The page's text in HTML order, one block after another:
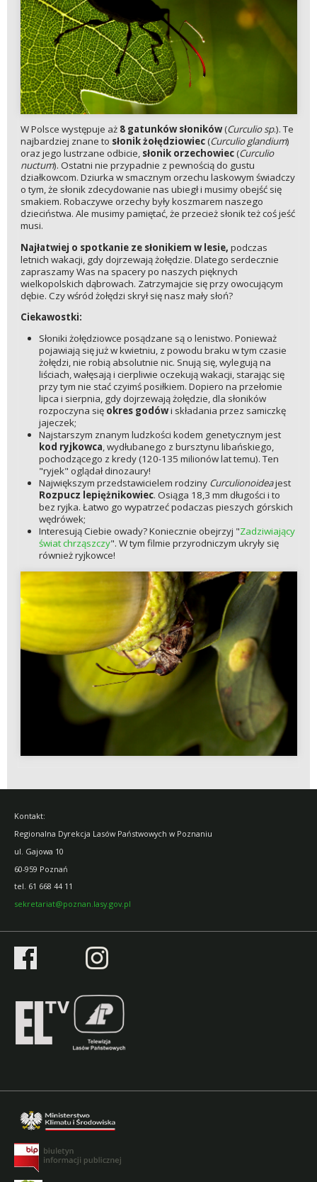
W Polsce występuje aż 8 gatunków słoników(Curculio sp.). Te
najbardziej znane to słonik żołędziowiec(Curculio glandium)
oraz jego lustrzane odbicie, słonik orzechowiec(Curculio
nuctum). Ostatni nie przypadnie z pewnością do gustu
działkowcom. Dziurka w smacznym orzechu laskowym świadczy
o tym, że słonik zdecydowanie nas ubiegł i musimy obejść się
smakiem. Robaczywe orzechy były koszmarem naszego
dzieciństwa. Ale musimy pamiętać, że przecież słonik też coś jeść
musi.
Najłatwiej o spotkanie ze słonikiem w lesie, podczas
letnich wakacji, gdy dojrzewają żołędzie. Dlatego serdecznie
zapraszamy Was na spacery po naszych pięknych
wielkopolskich dąbrowach. Zatrzymajcie się przy owocującym
dębie. Czy wśród żołędzi skrył się nasz mały słoń?
Ciekawostki:
Słoniki żołędziowce posądzane są o lenistwo. Ponieważ
pojawiają się już w kwietniu, z powodu braku w tym czasie
żołędzi, nie robią absolutnie nic. Snują się, wylegują na
liściach, wałęsają i cierpliwie oczekują wakacji, starając się
przy tym nie stać czyimś posiłkiem. Dopiero na przełomie
lipca i sierpnia, gdy dojrzewają żołędzie, dla słoników
rozpoczyna się okres godówi składania przez samiczkę
jajeczek;
Najstarszym znanym ludzkości kodem genetycznym jest
kod ryjkowca, wydłubanego z bursztynu libańskiego,
pochodzącego z kredy (120-135 milionów lat temu). Ten
"ryjek" oglądał dinozaury!
Największym przedstawicielem rodziny Curculionoideajest
Rozpucz lepiężnikowiec. Osiąga 18,3 mm długości i to
bez ryjka. Łatwo go wypatrzeć podaczas pieszych górskich
wędrówek;
Interesują Ciebie owady? Koniecznie obejrzyj "Zadziwiający
świat chrząszczy". W tym filmie przyrodniczym ukryły się
również ryjkowce!
Kontakt:
Regionalna Dyrekcja Lasów Państwowych w Poznaniu
ul. Gajowa 10
60-959 Poznań
tel. 61 668 44 11
sekretariat@poznan.lasy.gov.pl